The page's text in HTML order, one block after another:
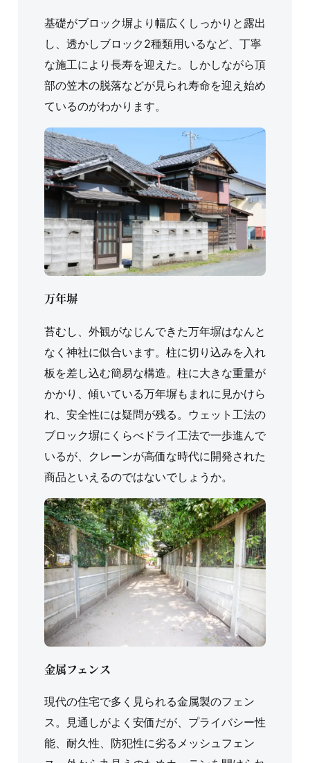
基礎がブロック塀より幅広くしっかりと露出
し、透かしブロック2種類用いるなど、丁寧
な施工により長寿を迎えた。しかしながら頂
部の笠木の脱落などが見られ寿命を迎え始め
ているのがわかります。
万年塀
苔むし、外観がなじんできた万年塀はなんと
なく神社に似合います。柱に切り込みを入れ
板を差し込む簡易な構造。柱に大きな重量が
かかり、傾いている万年塀もまれに見かけら
れ、安全性には疑問が残る。ウェット工法の
ブロック塀にくらべドライ工法で一歩進んで
いるが、クレーンが高価な時代に開発された
商品といえるのではないでしょうか。
金属フェンス
現代の住宅で多く見られる金属製のフェン
ス。見通しがよく安価だが、プライバシー性
能、耐久性、防犯性に劣るメッシュフェン